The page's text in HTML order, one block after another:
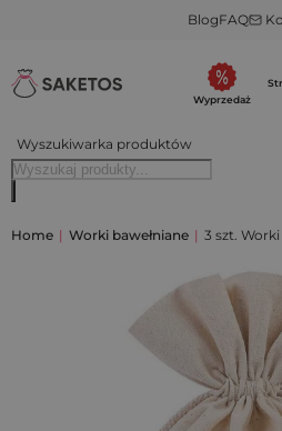
BlogFAQ
Wyszukiwarka produktów
Wyprzedaż
Home | Worki bawełniane | 3 szt.